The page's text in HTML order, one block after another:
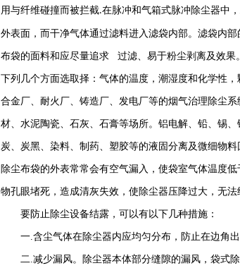
用与纤维碰撞而被拦截.在脉冲和气箱式脉冲除尘器中
外表面，而干净气体通过滤料进入滤袋内部。滤袋内
布袋的面料和应尽量追求 过滤、易于粉尘剥离及效果
下列几个方面选取择：气体的温度，潮湿度和化学性
合金厂、耐火厂、铸造厂、发电厂等的烟气治理除尘
材、水泥陶瓷、石灰、石膏等场所。铝电解、铅、锡
炭、炭黑、染料、制药、塑胶等的液固分离及微细物
除尘布袋的外表常常会有空气漏入，使袋室气体温度
物孔眼堵死，造成清灰失效，使除尘器压降过大，无
要防止除尘设备结露，可以有以下几种措施：
一.含尘气体在除尘器内应均匀分布，防止在边角
二.减少漏风。除尘器本体部分缝隙的漏风，袋式